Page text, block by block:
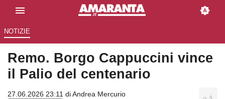
NOTIZIE
Remo. Borgo Cappuccini vince
il Palio del centenario
27.06.2026 23:11 diAndrea Mercurio